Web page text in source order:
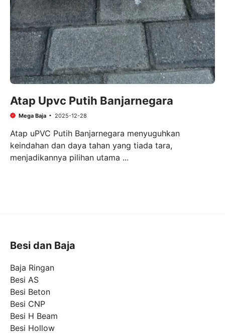
Atap Upvc Putih Banjarnegara
Mega Baja 2025-12-28
Atap uPVC Putih Banjarnegara menyuguhkan
keindahan dan daya tahan yang tiada tara,
menjadikannya pilihan utama ...
Besi dan Baja
Baja Ringan
Besi AS
Besi Beton
Besi CNP
Besi H Beam
Besi Hollow